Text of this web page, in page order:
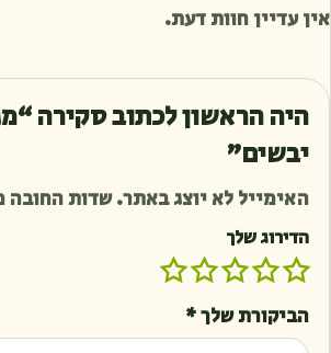
אין עדיין חוות דעת.
היה הראשון לכתוב סקירה
יבשים”
האימייל לא יוצג באתר.שדות החובה
הדירוג שלך
הביקורת שלך*